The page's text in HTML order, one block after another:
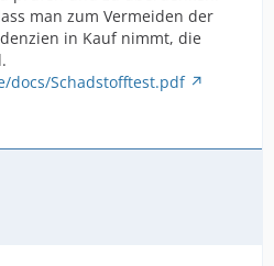
man zum Vermeiden der
in Kauf nimmt, die
docs/Schadstofftest.pdf